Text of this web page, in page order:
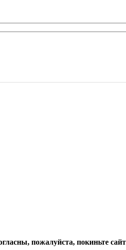
пожалуйста, покиньте